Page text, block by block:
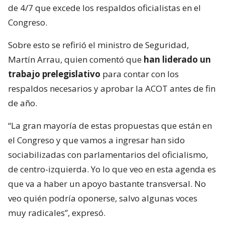
de 4/7 que excede los respaldos oficialistas en el
Congreso.
Sobre esto se refirió el ministro de Seguridad,
Martín Arrau, quien comentó que han liderado un
trabajo prelegislativo para contar con los
respaldos necesarios y aprobar la ACOT antes de fin
de año.
“La gran mayoría de estas propuestas que están en
el Congreso y que vamos a ingresar han sido
sociabilizadas con parlamentarios del oficialismo,
de centro-izquierda. Yo lo que veo en esta agenda es
que va a haber un apoyo bastante transversal. No
veo quién podría oponerse, salvo algunas voces
muy radicales”, expresó.